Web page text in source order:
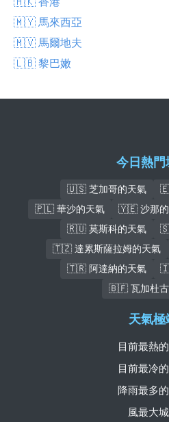
🇲🇾 馬來西亞
🇲🇻 馬爾地夫
🇱🇧 黎巴嫩
今日熱門
🇺🇸 芝加哥的天氣
🇵🇱 華沙的天氣
🇾🇪 沙那的
🇷🇺 莫斯科的天氣
🇹🇿 達累斯薩拉姆的天氣
🇹🇷 阿達納的天氣
🇧🇫 瓦加杜古
天氣極
目前最熱
目前最冷
降雨最多
風最大